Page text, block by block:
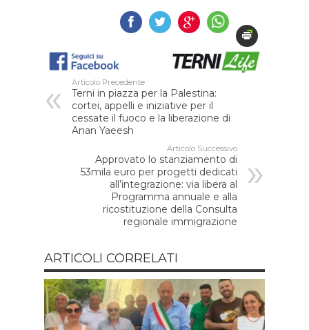
Articolo Precedente
Terni in piazza per la Palestina:
cortei, appelli e iniziative per il
cessate il fuoco e la liberazione di
Anan Yaeesh
Articolo Successivo
Approvato lo stanziamento di
53mila euro per progetti dedicati
all’integrazione: via libera al
Programma annuale e alla
ricostituzione della Consulta
regionale immigrazione
ARTICOLI CORRELATI